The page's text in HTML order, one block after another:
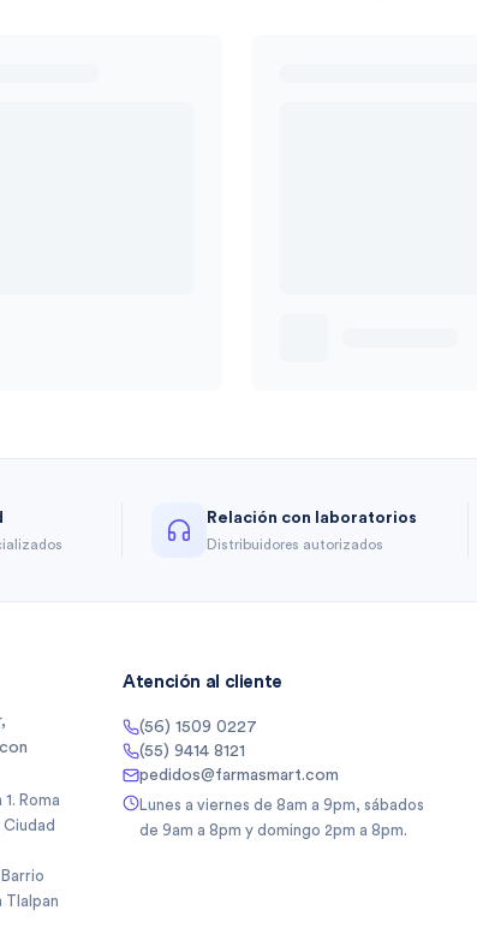
Relación con laboratorios
Distribuidores autorizados
Roma
Tlalpan
Atención al cliente
(56) 1509 0227
(55) 9414 8121
pedidos@farmasmart.com
Lunes a viernes de 8am a 9pm, sábados
de 9am a 8pm y domingo 2pm a 8pm.